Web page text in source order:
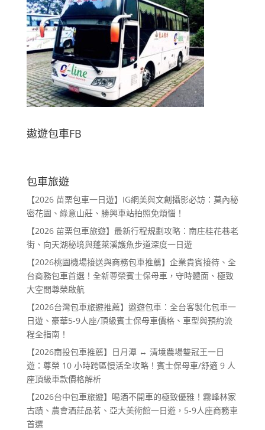
遨遊包車FB
包車旅遊
【2026 苗栗包車一日遊】IG網美與文創攝影必訪：莫內秘
密花園、綠意山莊、勝興車站拍照免煩惱！
【2026 苗栗包車旅遊】最新行程規劃攻略：南庄桂花巷老
街、向天湖秘境與蓬萊溪護魚步道深度一日遊
【2026桃園機場接送與商務包車推薦】企業貴賓接待、全
台商務包車首選！全新尊榮賓士保母車，守時體面、極致
大空間尊榮啟航
【2026台灣包車旅遊推薦】遨遊包車：全台客製化包車一
日遊、豪華5-9人座/頂級賓士保母車價格、車型與預約流
程全指南！
【2026南投包車推薦】日月潭 ↔ 清境農場雙冠王一日
遊：尊榮 10 小時跨區慢活全攻略！賓士保母車/舒適 9 人
座頂級車款價格解析
【2026台中包車旅遊】喝酒不開車的極致優雅！霧峰林家
古蹟、農會酒莊品茗、亞大美術館一日遊，5-9人座商務車
首選